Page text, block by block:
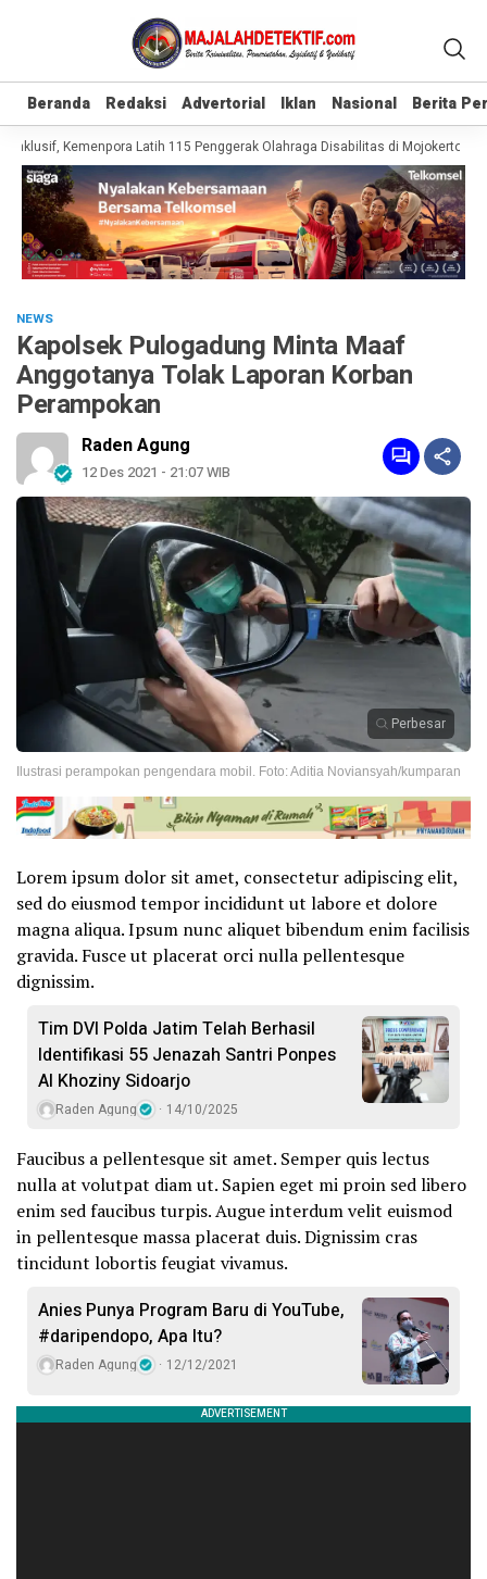
Beranda Redaksi Advertorial Iklan Nasional Berita
Beranda Redaksi Advertorial Iklan Nasional Berita
Kemenpora Latih 115 Penggerak Olahraga Disabilitas di Mojokerto
NEWS
Kapolsek Pulogadung Minta Maaf
Anggotanya Tolak Laporan Korban
Perampokan
Raden Agung
12 Des 2021 - 21:07 WIB
Perbesar
Ilustrasi perampokan pengendara mobil. Foto: Aditia Noviansyah/kumparan
Lorem ipsum dolor sit amet, consectetur adipiscing elit,
sed do eiusmod tempor incididunt ut labore et dolore
magna aliqua. Ipsum nunc aliquet bibendum enim facilisis
gravida. Fusce ut placerat orci nulla pellentesque
dignissim.
Tim DVI Polda Jatim Telah Berhasil
Identifikasi 55 Jenazah Santri Ponpes
Al Khoziny Sidoarjo
Raden Agung 14/10/2025
Faucibus a pellentesque sit amet. Semper quis lectus
nulla at volutpat diam ut. Sapien eget mi proin sed libero
enim sed faucibus turpis. Augue interdum velit euismod
in pellentesque massa placerat duis. Dignissim cras
tincidunt lobortis feugiat vivamus.
Anies Punya Program Baru di YouTube,
#daripendopo, Apa Itu?
Raden Agung 12/12/2021